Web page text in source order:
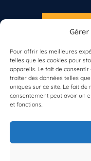
Pour offrir les meilleures
telles que les cookies pour
appareils. Le fait de
traiter des données telles
uniques sur ce site. Le fait
consentement peut avoir un
et fonctions.
À
Vos